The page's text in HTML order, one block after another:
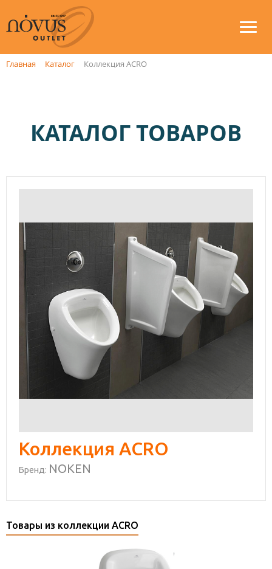
Главная Каталог Коллекция ACRO
КАТАЛОГ ТОВАРОВ
Коллекция ACRO
Бренд: NOKEN
Товары из коллекции ACRO